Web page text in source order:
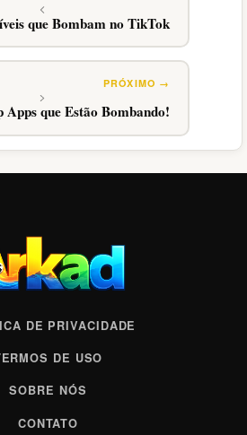
que Bombam no TikTok
Apps que Estão Bombando!
DE PRIVACIDADE
DE USO
SOBRE NÓS
CONTATO